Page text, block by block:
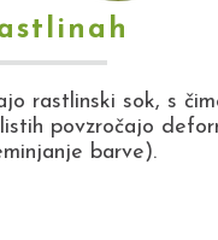
rastlinski sok, s
povzročajo
barve).